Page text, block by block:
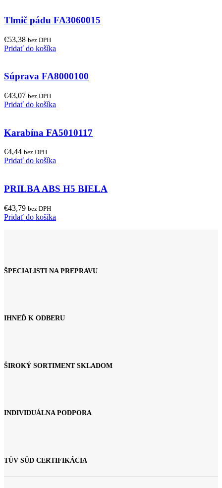
Tlmič pádu FA3060015
€53,38 bez DPH
Pridať do košíka
Súprava FA8000100
€43,07 bez DPH
Pridať do košíka
Karabína FA5010117
€4,44 bez DPH
Pridať do košíka
PRILBA ABS H5 BIELA
€43,79 bez DPH
Pridať do košíka
ŠPECIALISTI NA PREPRAVU
IHNEĎ K ODBERU
ŠIROKÝ SORTIMENT SKLADOM
INDIVIDUÁLNA PODPORA
TÜV SÜD CERTIFIKÁCIA